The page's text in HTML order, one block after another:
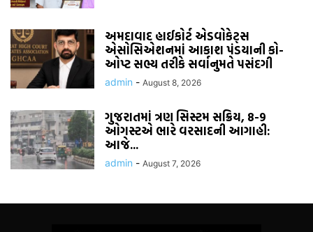
અમદાવાદ હાઈકોર્ટ એડવોકેટ્સ
એસોસિએશનમાં આકાશ પંડયાની કો-
ઓપ્ટ સભ્ય તરીકે સર્વાનુમતે પસંદગી
admin - August 8, 2026
ગુજરાતમાં ત્રણ સિસ્ટમ સક્રિય, 8-9
ઓગસ્ટએ ભારે વરસાદની આગાહી:
આજે...
admin - August 7, 2026